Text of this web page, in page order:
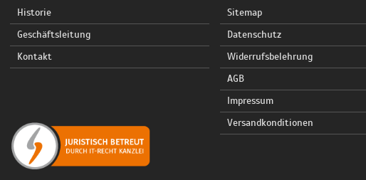
Historie
Geschäftsleitung
Kontakt
Sitemap
Datenschutz
Widerrufsbelehrung
AGB
Impressum
Versandkonditionen